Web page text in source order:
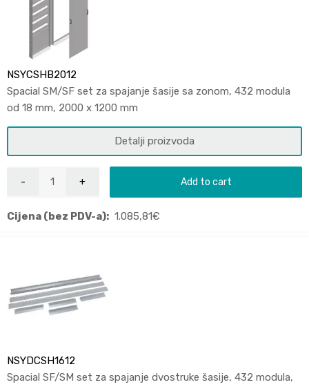
NSYCSHB2012
Spacial SM/SF set za spajanje šasije sa zonom, 432 modula
od 18 mm, 2000 x 1200 mm
Detalji proizvoda
Add to cart
Cijena (bez PDV-a): 1.085,81€
NSYDCSH1612
Spacial SF/SM set za spajanje dvostruke šasije, 432 modula,